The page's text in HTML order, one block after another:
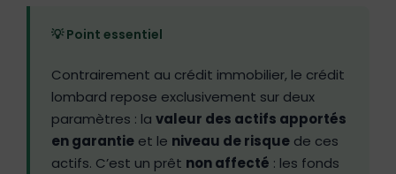
💡 Point essentiel
Contrairement au crédit immobilier, le crédit
lombard repose exclusivement sur deux
paramètres : la valeur des actifs apportés
en garantie et le niveau de risque de ces
actifs. C’est un prêt non affecté : les fonds